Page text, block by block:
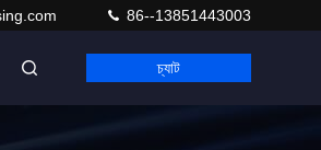
86--13851443003
চ্যাট